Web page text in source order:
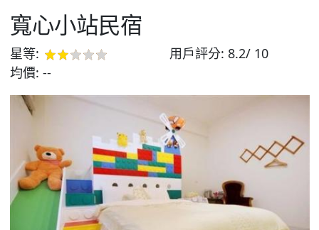
寬心小站民宿
星等: 用戶評分: 8.2/ 10
均價: --